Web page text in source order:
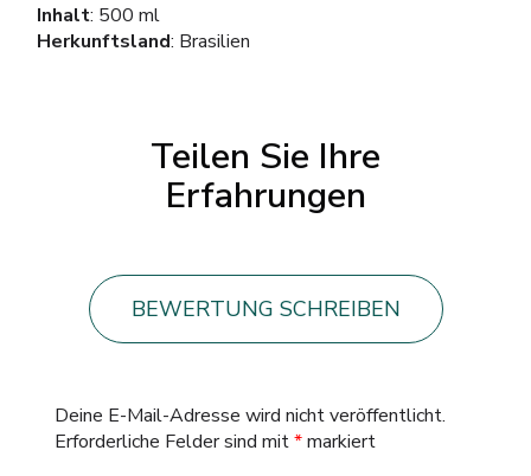
Inhalt: 500 ml
Herkunftsland: Brasilien
Teilen Sie Ihre
Erfahrungen
BEWERTUNG SCHREIBEN
Deine E-Mail-Adresse wird nicht veröffentlicht.
Erforderliche Felder sind mit*markiert